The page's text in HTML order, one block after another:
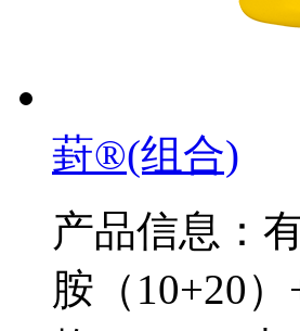
葑®(组合)
产品信息：
胺（10+20